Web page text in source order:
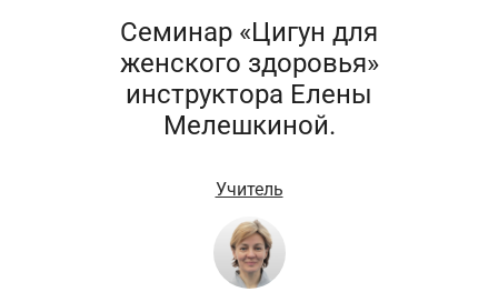
Семинар «Цигун для
женского здоровья»
инструктора Елены
Мелешкиной.
Учитель